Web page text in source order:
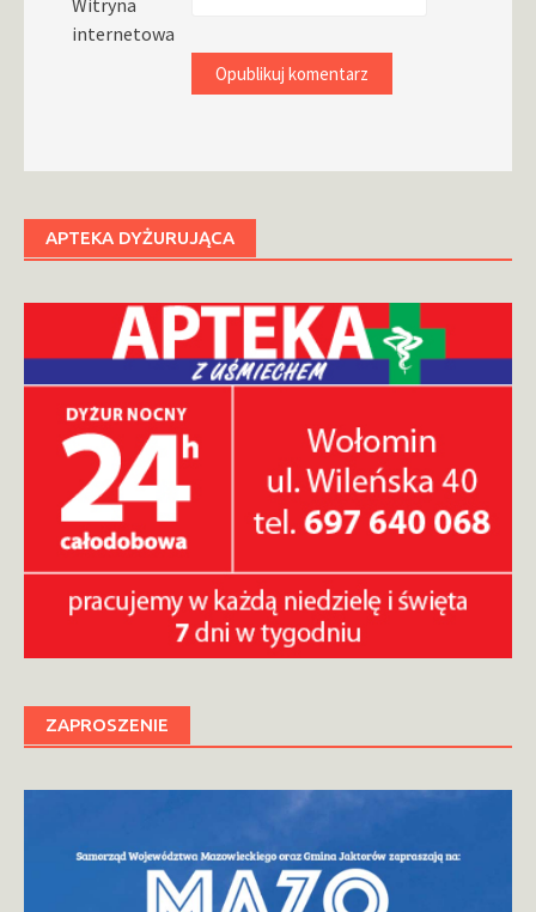
Witryna
internetowa
APTEKA DYŻURUJĄCA
ZAPROSZENIE